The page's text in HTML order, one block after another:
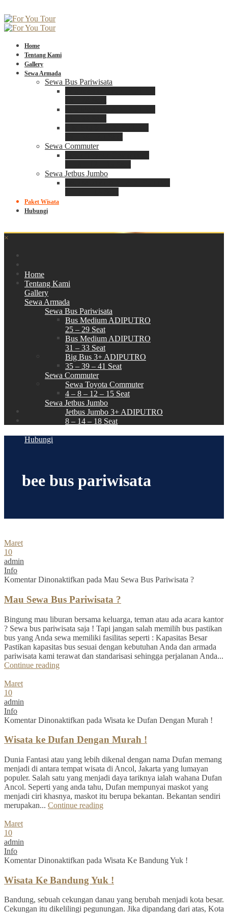
Home
Tentang Kami
Gallery
Sewa Armada
Sewa Bus Pariwisata
Sewa Commuter
Sewa Jetbus Jumbo
Paket Wisata
Hubungi
×
Home
Tentang Kami
Gallery
Sewa Armada
Sewa Bus Pariwisata
Bus Medium ADIPUTRO
25 – 29 Seat
Bus Medium ADIPUTRO
31 – 33 Seat
Big Bus 3+ ADIPUTRO
35 – 39 – 41 Seat
Sewa Commuter
Sewa Toyota Commuter
4 – 8 – 12 – 15 Seat
Sewa Jetbus Jumbo
Jetbus Jumbo 3+ ADIPUTRO
8 – 14 – 18 Seat
Hubungi
bee bus pariwisata
Maret
10
admin
Info
Komentar Dinonaktifkan pada Mau Sewa Bus Pariwisata ?
Mau Sewa Bus Pariwisata ?
Bingung mau liburan bersama keluarga, teman atau ada acara kantor
? Sewa bus pariwisata saja ! Tapi jangan salah memilih bus pastikan
bus yang Anda sewa memiliki fasilitas seperti : Kapasitas Besar
Pastikan kapasitas bus sesuai dengan kebutuhan Anda dan armada
pariwisata kami terawat dan standarisasi sehingga perjalanan Anda...
Continue reading
Maret
10
admin
Info
Komentar Dinonaktifkan pada Wisata ke Dufan Dengan Murah !
Wisata ke Dufan Dengan Murah !
Dunia Fantasi atau yang lebih dikenal dengan nama Dufan memang
menjadi di antara tempat wisata di Ancol, Jakarta yang lumayan
populer. Salah satu yang menjadi daya tariknya ialah wahana Dufan
Ancol. Seperti yang anda tahu, Dufan mempunyai maskot yang
menjadi ciri khasnya, maskot itu berupa bekantan. Bekantan sendiri
merupakan... Continue reading
Maret
10
admin
Info
Komentar Dinonaktifkan pada Wisata Ke Bandung Yuk !
Wisata Ke Bandung Yuk !
Bandung, sebuah cekungan danau yang berubah menjadi kota besar.
Cekungan itu dikelilingi pegunungan. Jika dipandang dari atas, Kota